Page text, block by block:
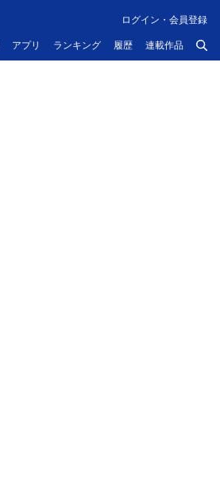
アプリ ランキング 履歴 連載作品
ログイン・会員登録